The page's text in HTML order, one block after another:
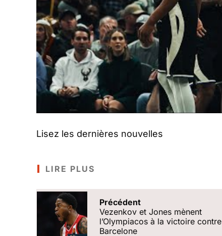
Lisez les dernières nouvelles
LIRE PLUS
Précédent
Vezenkov et Jones mènent
l’Olympiacos à la victoire contre
Barcelone